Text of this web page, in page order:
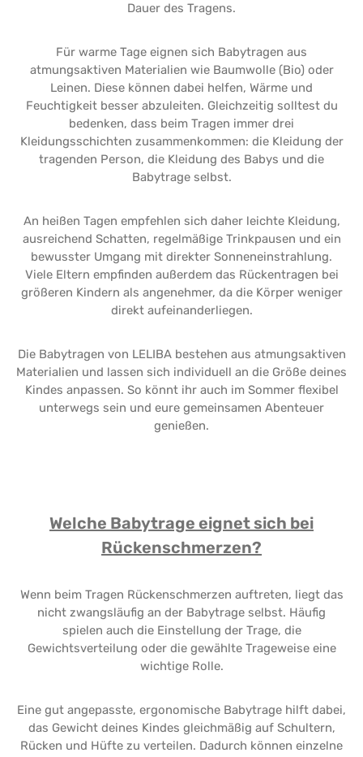
Dauer des Tragens.
Für warme Tage eignen sich Babytragen aus
atmungsaktiven Materialien wie Baumwolle (Bio) oder
Leinen. Diese können dabei helfen, Wärme und
Feuchtigkeit besser abzuleiten. Gleichzeitig solltest du
bedenken, dass beim Tragen immer drei
Kleidungsschichten zusammenkommen: die Kleidung der
tragenden Person, die Kleidung des Babys und die
Babytrage selbst.
An heißen Tagen empfehlen sich daher leichte Kleidung,
ausreichend Schatten, regelmäßige Trinkpausen und ein
bewusster Umgang mit direkter Sonneneinstrahlung.
Viele Eltern empfinden außerdem das Rückentragen bei
größeren Kindern als angenehmer, da die Körper weniger
direkt aufeinanderliegen.
Die Babytragen von LELIBA bestehen aus atmungsaktiven
Materialien und lassen sich individuell an die Größe deines
Kindes anpassen. So könnt ihr auch im Sommer flexibel
unterwegs sein und eure gemeinsamen Abenteuer
genießen.
Welche Babytrage eignet sich bei
Rückenschmerzen?
Wenn beim Tragen Rückenschmerzen auftreten, liegt das
nicht zwangsläufig an der Babytrage selbst. Häufig
spielen auch die Einstellung der Trage, die
Gewichtsverteilung oder die gewählte Trageweise eine
wichtige Rolle.
Eine gut angepasste, ergonomische Babytrage hilft dabei,
das Gewicht deines Kindes gleichmäßig auf Schultern,
Rücken und Hüfte zu verteilen. Dadurch können einzelne